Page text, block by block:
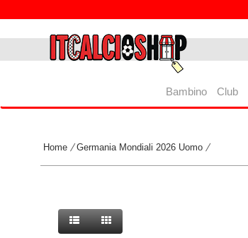
Bambino Club
Home Germania Mondiali 2026 Uomo